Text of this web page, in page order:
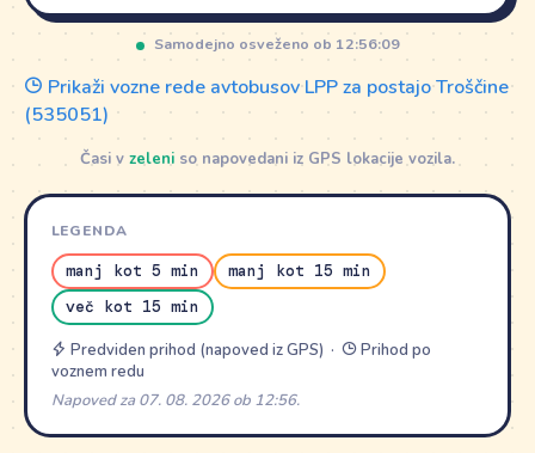
Samodejno osveženo ob 12:56:09
Prikaži vozne rede avtobusov LPP za postajo Troščine
(535051)
Časi v zeleni so napovedani iz GPS lokacije vozila.
LEGENDA
manj kot 5 min
manj kot 15 min
več kot 15 min
Predviden prihod (napoved iz GPS) ·
Prihod po
voznem redu
Napoved za 07. 08. 2026 ob 12:56.